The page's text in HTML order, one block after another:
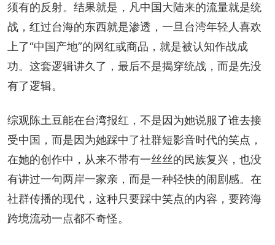
须有的反射。结果就是，凡中国大陆来的流量就是统
战，红过台海的东西就是渗透，一旦台湾年轻人喜欢
上了“中国产地”的网红或商品，就是被认知作战成
功。这套逻辑讲久了，最后不是揭穿统战，而是先没
有了逻辑。
综观陈土豆能在台湾报红，不是因为她说服了谁去接
受中国，而是因为她踩中了社群短影音时代的笑点，
在她的创作中，从来不带有一丝丝的民族复兴，也没
有讲过一句两岸一家亲，而是一种轻快的闹剧感。在
社群传播的现代，这种只要踩中笑点的内容，要跨海
跨境流动一点都不奇怪。